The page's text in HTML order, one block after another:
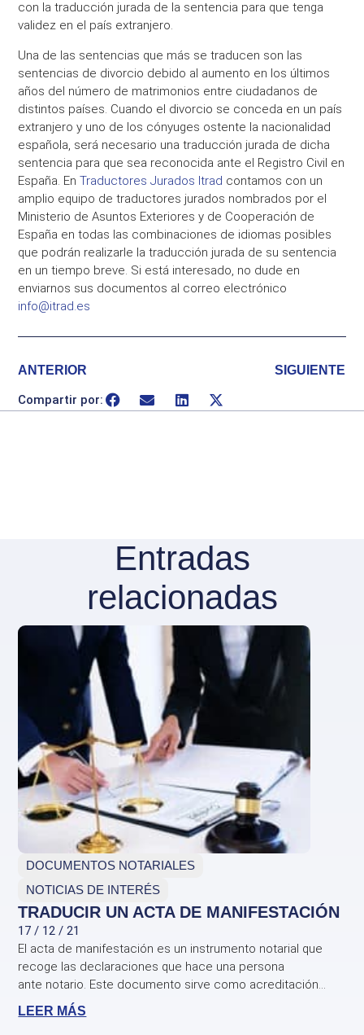
con la traducción jurada de la sentencia para que tenga
validez en el país extranjero.
Una de las sentencias que más se traducen son las
sentencias de divorcio debido al aumento en los últimos
años del número de matrimonios entre ciudadanos de
distintos países. Cuando el divorcio se conceda en un país
extranjero y uno de los cónyuges ostente la nacionalidad
española, será necesario una traducción jurada de dicha
sentencia para que sea reconocida ante el Registro Civil en
España. EnTraductores Jurados Itrad contamos con un
amplio equipo de traductores jurados nombrados por el
Ministerio de Asuntos Exteriores y de Cooperación de
España en todas las combinaciones de idiomas posibles
que podrán realizarle la traducción jurada de su sentencia
en un tiempo breve. Si está interesado, no dude en
enviarnos sus documentos al correo electrónico
info@itrad.es
ANTERIOR SIGUIENTE
Compartir por:
Entradas
relacionadas
DOCUMENTOS NOTARIALES
NOTICIAS DE INTERÉS
TRADUCIR UN ACTA DE MANIFESTACIÓN
17 / 12 / 21
El acta de manifestación es un instrumento notarial que
recoge las declaraciones que hace una persona
ante notario. Este documento sirve como acreditación...
LEER MÁS